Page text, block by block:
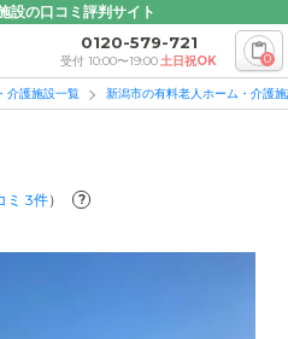
設の口コミ評判サイト
0120-579-721
受付 10:00〜19:00土日祝OK 0
介護施設一覧 新潟市の有料老人ホーム・介護
ミ 3件） ?